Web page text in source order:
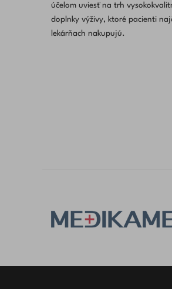
účelom uviesť na trh
doplnky výživy, ktoré pacienti
lekárňach nakupujú.